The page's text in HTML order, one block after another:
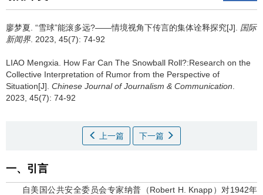
廖梦夏 “雪球”能滚多远?——情境视角下传言的集体诠释探究[J]. 国际
新闻界 . 2023, 45(7): 74-92
LIAO Mengxia
How Far Can The Snowball Roll?:Research on the
Collective Interpretation of Rumor from the Perspective of
Situation[J]. Chinese Journal of Journalism & Communication
2023, 45(7): 74-92
上一篇 下一篇
一、引言
自美国公共安全委员会专家纳普（Robert H. Knapp）对1942年